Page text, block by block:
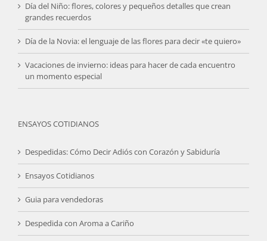
Día del Niño: flores, colores y pequeños detalles que crean
grandes recuerdos
Día de la Novia: el lenguaje de las flores para decir «te quiero»
Vacaciones de invierno: ideas para hacer de cada encuentro
un momento especial
ENSAYOS COTIDIANOS
Despedidas: Cómo Decir Adiós con Corazón y Sabiduría
Ensayos Cotidianos
Guia para vendedoras
Despedida con Aroma a Cariño